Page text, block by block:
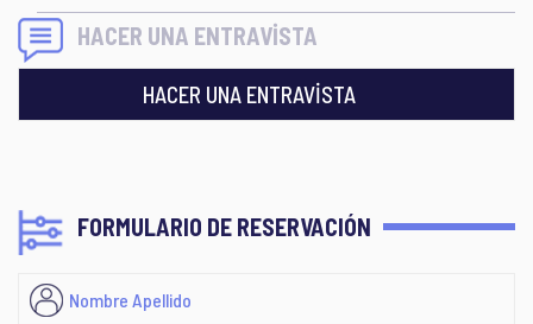
HACER UNA ENTRAVİSTA
HACER UNA ENTRAVİSTA
FORMULARIO DE RESERVACIÓN